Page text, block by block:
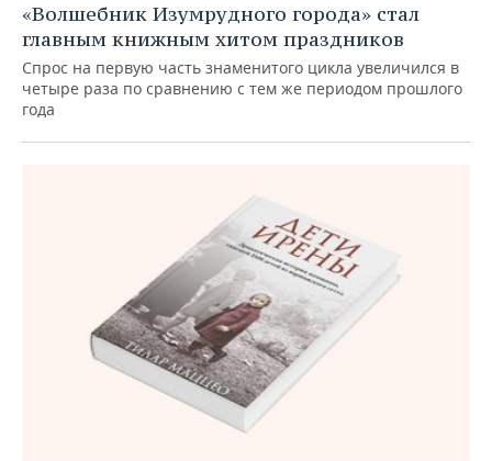
«Волшебник Изумрудного города» стал
главным книжным хитом праздников
Спрос на первую часть знаменитого цикла увеличился в
четыре раза по сравнению с тем же периодом прошлого
года